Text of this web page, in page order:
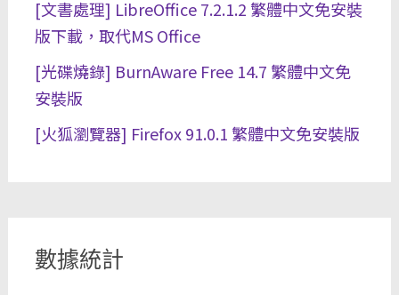
[文書處理] LibreOffice 7.2.1.2 繁體中文免安裝
版下載，取代MS Office
[光碟燒錄] BurnAware Free 14.7 繁體中文免
安裝版
[火狐瀏覽器] Firefox 91.0.1 繁體中文免安裝版
數據統計